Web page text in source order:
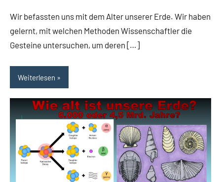
Wir befassten uns mit dem Alter unserer Erde. Wir haben
gelernt, mit welchen Methoden Wissenschaftler die
Gesteine untersuchen, um deren […]
Weiterlesen